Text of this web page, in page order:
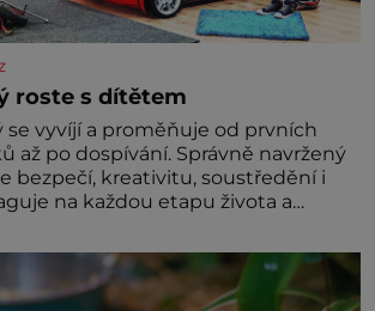
roste s dítětem
se vyvíjí a proměňuje od prvních
až po dospívání. Správně navržený
bezpečí, kreativitu, soustředění i
na každou etapu života a
a bezpečí, proto by pokoj
především klidně a útulně.